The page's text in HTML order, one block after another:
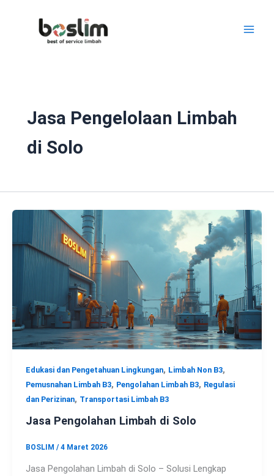
Jasa Pengelolaan Limbah
di Solo
Edukasi dan Pengetahuan Lingkungan, Limbah Non B3,
Pemusnahan Limbah B3, Pengolahan Limbah B3, Regulasi
dan Perizinan, Transportasi Limbah B3
Jasa Pengolahan Limbah di Solo
BOSLIM /4 Maret 2026
Jasa Pengolahan Limbah di Solo – Solusi Lengkap